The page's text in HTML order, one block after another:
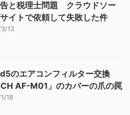
と税理士問題 クラウドソー
イトで依頼して失敗した件
13
のエアコンフィルター交換
AF-M01」のカバーの爪の罠
18